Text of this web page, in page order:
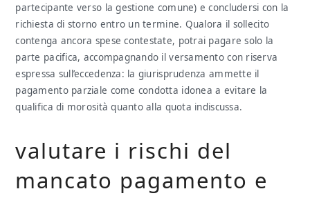
partecipante verso la gestione comune) e concludersi con la
richiesta di storno entro un termine. Qualora il sollecito
contenga ancora spese contestate, potrai pagare solo la
parte pacifica, accompagnando il versamento con riserva
espressa sull’eccedenza: la giurisprudenza ammette il
pagamento parziale come condotta idonea a evitare la
qualifica di morosità quanto alla quota indiscussa.
valutare i rischi del
mancato pagamento e